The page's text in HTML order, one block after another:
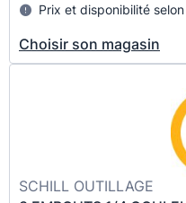
Prix et disponibilité
Choisir son magasin
SCHILL OUTILLAGE